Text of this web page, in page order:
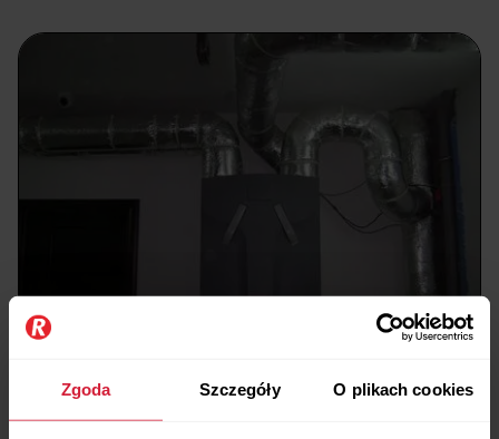
Zgoda Szczegóły O plikach cookies